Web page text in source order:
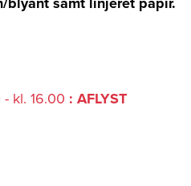
kl. 16.00 : AFLYST